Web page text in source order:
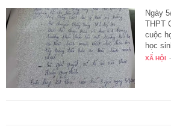
Ngày
THPT
cuộc
học
thầy…
XÃ HỘI -